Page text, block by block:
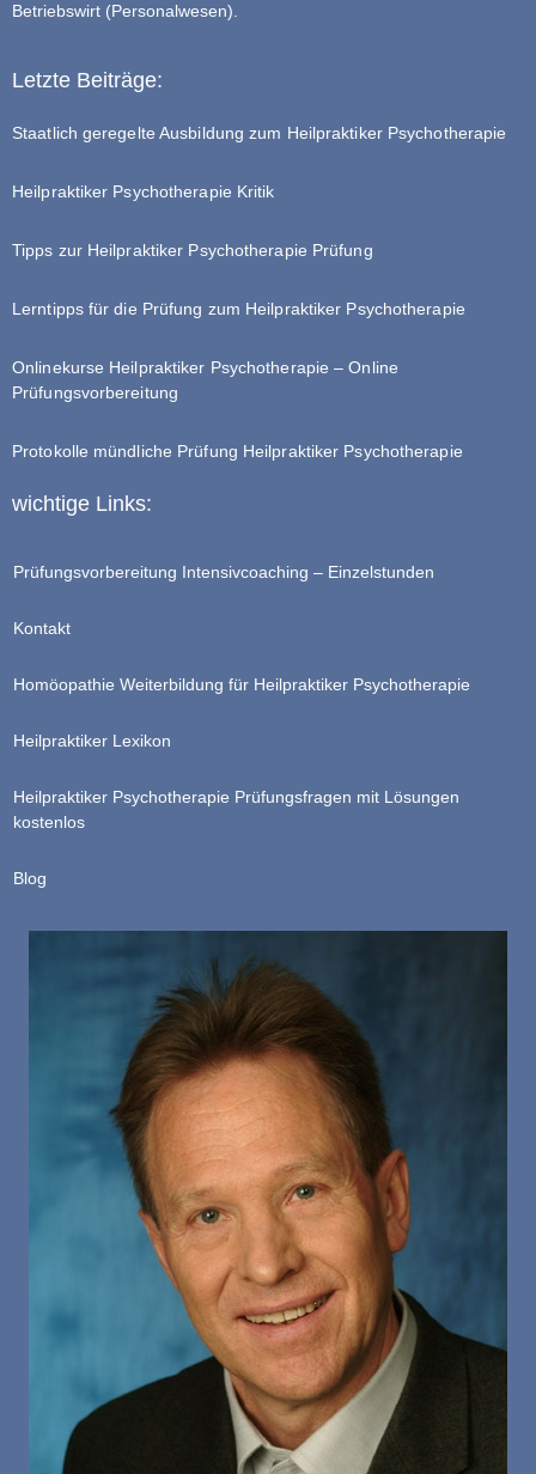
Betriebswirt (Personalwesen).
Letzte Beiträge:
Staatlich geregelte Ausbildung zum Heilpraktiker Psychotherapie
Heilpraktiker Psychotherapie Kritik
Tipps zur Heilpraktiker Psychotherapie Prüfung
Lerntipps für die Prüfung zum Heilpraktiker Psychotherapie
Onlinekurse Heilpraktiker Psychotherapie – Online
Prüfungsvorbereitung
Protokolle mündliche Prüfung Heilpraktiker Psychotherapie
wichtige Links:
Prüfungsvorbereitung Intensivcoaching – Einzelstunden
Kontakt
Homöopathie Weiterbildung für Heilpraktiker Psychotherapie
Heilpraktiker Lexikon
Heilpraktiker Psychotherapie Prüfungsfragen mit Lösungen
kostenlos
Blog